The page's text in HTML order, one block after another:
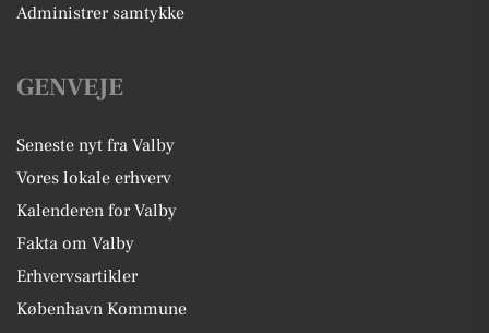
Administrer samtykke
GENVEJE
Seneste nyt fra Valby
Vores lokale erhverv
Kalenderen for Valby
Fakta om Valby
Erhvervsartikler
København Kommune